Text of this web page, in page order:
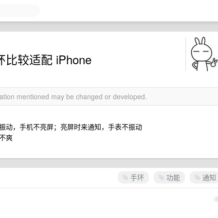
比较适配 iPhone
mentioned may be changed or developed.
动，手机不亮屏；亮屏时来通知，手表不振动
爽
手环 功能 通知
1